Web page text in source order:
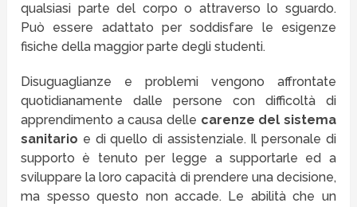
qualsiasi parte del corpo o attraverso lo sguardo.
Può essere adattato per soddisfare le esigenze
fisiche della maggior parte degli studenti.
Disuguaglianze e problemi vengono affrontate
quotidianamente dalle persone con difficoltà di
apprendimento a causa delle carenze del sistema
sanitario e di quello di assistenziale. Il personale di
supporto è tenuto per legge a supportarle ed a
sviluppare la loro capacità di prendere una decisione,
ma spesso questo non accade. Le abilità che un